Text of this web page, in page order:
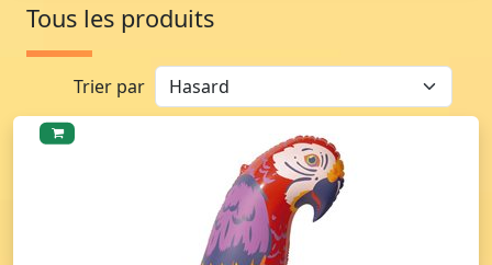
Tous les produits
Trier par